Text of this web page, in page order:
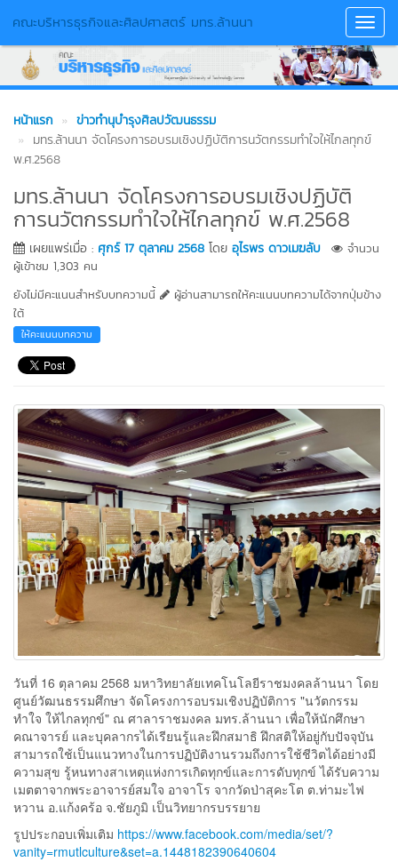
คณะบริหารธุรกิจและศิลปศาสตร์ มทร.ล้านนา
หน้าแรก
ข่าวทำนุบำรุงศิลปวัฒนธรรม
มทร.ล้านนา จัดโครงการอบรมเชิงปฏิบัติการนวัตกรรมทำใจให้ไกลทุกข์
พ.ศ.2568
มทร.ล้านนา จัดโครงการอบรมเชิงปฏิบัติ
การนวัตกรรมทำใจให้ไกลทุกข์ พ.ศ.2568
เผยแพร่เมื่อ : ศุกร์ 17 ตุลาคม 2568 โดย อุไรพร ดาวเมฆลับ
จำนวน
ผู้เข้าชม 1,303 คน
ยังไม่มีคะแนนสำหรับบทความนี้
ผู้อ่านสามารถให้คะแนนบทความได้จากปุ่มข้าง
ใต้
ให้คะแนนบทความ
วันที่ 16 ตุลาคม 2568 มหาวิทยาลัยเทคโนโลยีราชมงคลล้านนา โดย
ศูนย์วัฒนธรรมศึกษา จัดโครงการอบรมเชิงปฏิบัติการ "นวัตกรรม
ทำใจ ให้ไกลทุกข์" ณ ศาลาราชมงคล มทร.ล้านนา เพื่อให้นักศึกษา
คณาจารย์ และบุคลากรได้เรียนรู้และฝึกสมาธิ ฝึกสติให้อยู่กับปัจจุบัน
สามารถใช้เป็นแนวทางในการปฏิบัติงานรวมถึงการใช้ชีวิตได้อย่างมี
ความสุข รู้หนทางสาเหตุแห่งการเกิดทุกข์และการดับทุกข์ ได้รับความ
เมตตาจากพระอาจารย์สมใจ อาจาโร จากวัดป่าสุคะโต ต.ท่ามะไฟ
หวาน อ.แก้งคร้อ จ.ชัยภูมิ เป็นวิทยากรบรรยาย
รูปประกอบเพิ่มเติม https://www.facebook.com/media/set/?
vanity=rmutlculture&set=a.1448182390640604